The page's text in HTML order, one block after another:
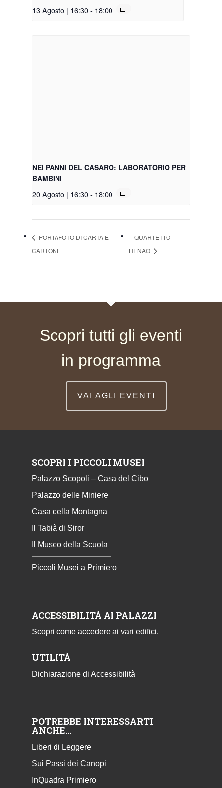
13 Agosto | 16:30- 18:00
NEI PANNI DEL CASARO: LABORATORIO PER
BAMBINI
20 Agosto | 16:30- 18:00
PORTAFOTO DI CARTA E
CARTONE
QUARTETTO
HENAO
Scopri tutti gli eventi
in programma
VAI AGLI EVENTI
SCOPRI I PICCOLI MUSEI
Palazzo Scopoli – Casa del Cibo
Palazzo delle Miniere
Casa della Montagna
Il Tabià di Siror
Il Museo della Scuola
Piccoli Musei a Primiero
ACCESSIBILITÀ AI PALAZZI
Scopri come accedere ai vari edifici.
UTILITÀ
Dichiarazione di Accessibilità
POTREBBE INTERESSARTI
ANCHE…
Liberi di Leggere
Sui Passi dei Canopi
InQuadra Primiero